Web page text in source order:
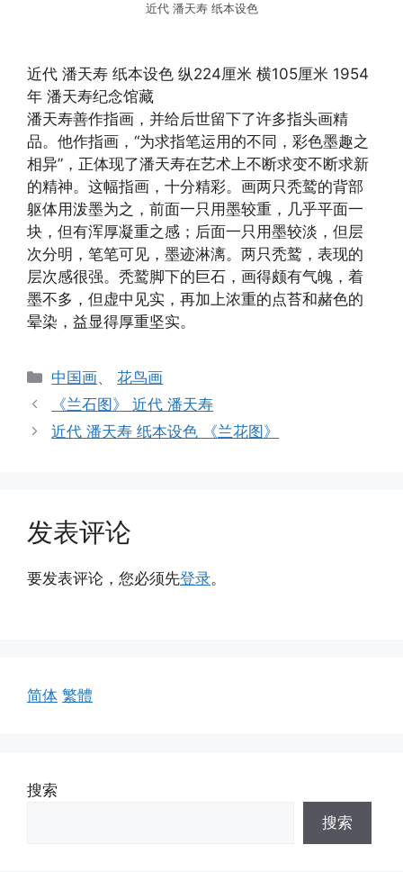
近代 潘天寿 纸本设色
近代 潘天寿 纸本设色 纵224厘米 横105厘米 1954
年 潘天寿纪念馆藏
潘天寿善作指画，并给后世留下了许多指头画精
品。他作指画，“为求指笔运用的不同，彩色墨趣之
相异”，正体现了潘天寿在艺术上不断求变不断求新
的精神。这幅指画，十分精彩。画两只秃鹫的背部
躯体用泼墨为之，前面一只用墨较重，几乎平面一
块，但有浑厚凝重之感；后面一只用墨较淡，但层
次分明，笔笔可见，墨迹淋漓。两只秃鹫，表现的
层次感很强。秃鹫脚下的巨石，画得颇有气魄，着
墨不多，但虚中见实，再加上浓重的点苔和赭色的
晕染，益显得厚重坚实。
分
类
中国画、花鸟画
《兰石图》 近代 潘天寿
近代 潘天寿 纸本设色 《兰花图》
发表评论
要发表评论，您必须先登录。
简体 繁體
搜索
搜索